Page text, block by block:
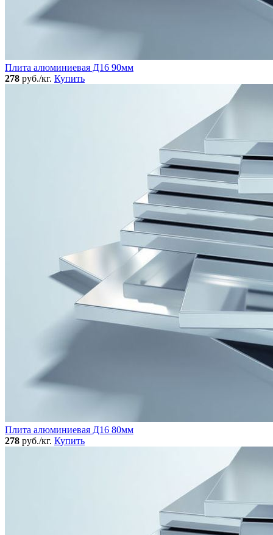
Плита алюминиевая Д16 90мм
278 руб./кг. Купить
Плита алюминиевая Д16 80мм
278 руб./кг. Купить